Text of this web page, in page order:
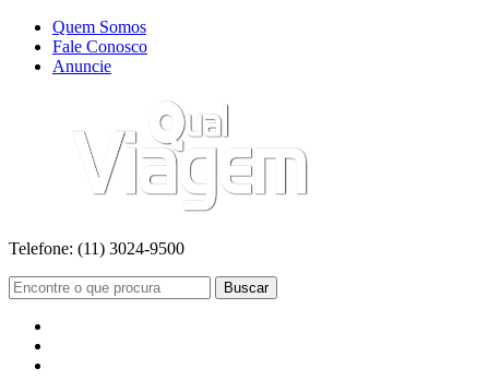
Quem Somos
Fale Conosco
Anuncie
Telefone: (11) 3024-9500
Buscar